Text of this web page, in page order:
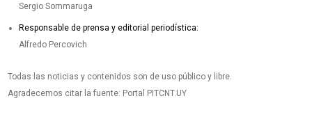
Sergio Sommaruga
Responsable de prensa y editorial periodística:
Alfredo Percovich
Todas las noticias y contenidos son de uso público y libre.
Agradecemos citar la fuente: Portal PITCNT.UY